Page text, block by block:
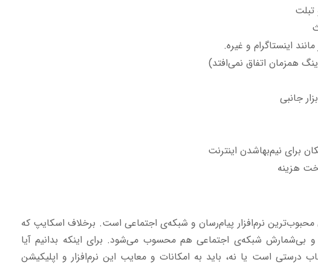
اینستاگرام و غیره.
همزمان اتفاق نمی‌افتد)
جانبی
برای نیم‌بهاشدن اینترنت
هزینه
محبوب‌ترین نرم‌افزار پیام‌رسان و شبکه‌ی اجتماعی است. برخلاف اسکایپ که
و بی‌شمارش شبکه‌ی اجتماعی هم محسوب می‌شود. برای اینکه بدانیم آیا
درستی است یا نه، باید به امکانات و معایب این نرم‌افزار و اپلیکیشن